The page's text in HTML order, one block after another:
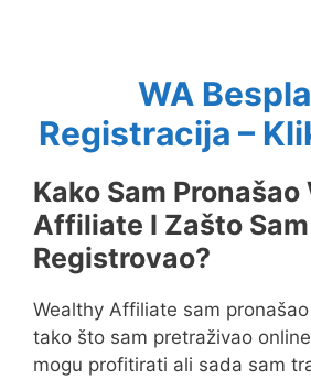
WA
Registracija –
Kako Sam
Affiliate I Zašto Sam
Registrovao?
Wealthy Affiliate sam
tako što sam pretraživao
mogu profitirati ali sada sam